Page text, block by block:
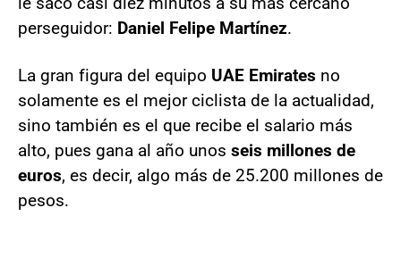
perseguidor: Daniel Felipe Martínez.
La gran figura del equipo UAE Emirates no
solamente es el mejor ciclista de la actualidad,
sino también es el que recibe el salario más
alto, pues gana al año unos seis millones de
euros, es decir, algo más de 25.200 millones de
pesos.